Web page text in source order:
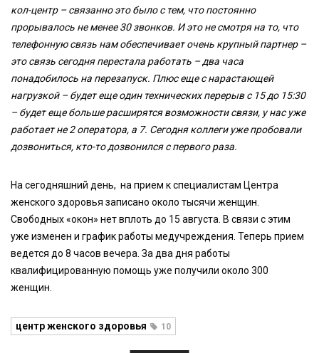
кол-центр – связанно это было с тем, что постоянно
прорывалось не менее 30 звонков. И это не смотря на то, что
телефонную связь нам обеспечивает очень крупный партнер –
это связь сегодня перестала работать – два часа
понадобилось на перезапуск. Плюс еще с нарастающей
нагрузкой – будет еще один технических перерыв с 15 до 15:30
– будет еще больше расширятся возможности связи, у нас уже
работает не 2 оператора, а 7. Сегодня коллеги уже пробовали
дозвониться, кто-то дозвонился с первого раза.
На сегодняшний день, на прием к специалистам Центра
женского здоровья записано около тысячи женщин.
Свободных «окон» нет вплоть до 15 августа. В связи с этим
уже изменен и график работы медучреждения. Теперь прием
ведется до 8 часов вечера. За два дня работы
квалифицированную помощь уже получили около 300
женщин.
центр женского здоровья 10